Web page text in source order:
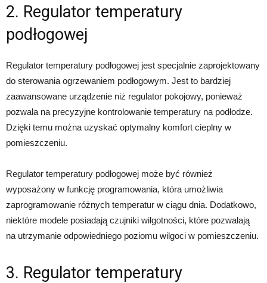
2. Regulator temperatury
podłogowej
Regulator temperatury podłogowej jest specjalnie zaprojektowany
do sterowania ogrzewaniem podłogowym. Jest to bardziej
zaawansowane urządzenie niż regulator pokojowy, ponieważ
pozwala na precyzyjne kontrolowanie temperatury na podłodze.
Dzięki temu można uzyskać optymalny komfort cieplny w
pomieszczeniu.
Regulator temperatury podłogowej może być również
wyposażony w funkcję programowania, która umożliwia
zaprogramowanie różnych temperatur w ciągu dnia. Dodatkowo,
niektóre modele posiadają czujniki wilgotności, które pozwalają
na utrzymanie odpowiedniego poziomu wilgoci w pomieszczeniu.
3. Regulator temperatury